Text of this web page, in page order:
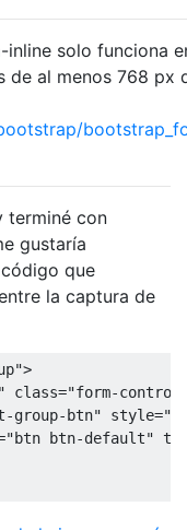
inline solo funciona
de al menos 768 px
terminé con
gustaría
que
la captura de
>
class="form-
group-btn" style="
"btn btn-default"